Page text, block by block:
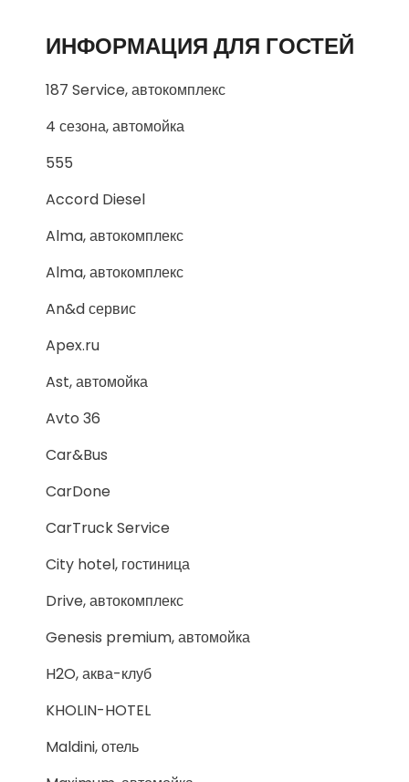
ИНФОРМАЦИЯ ДЛЯ ГОСТЕЙ
187 Service, автокомплекс
4 сезона, автомойка
555
Accord Diesel
Alma, автокомплекс
Alma, автокомплекс
An&d сервис
Apex.ru
Ast, автомойка
Avto 36
Car&Bus
CarDone
CarTruck Service
City hotel, гостиница
Drive, автокомплекс
Genesis premium, автомойка
H2O, аква-клуб
KHOLIN-HOTEL
Maldini, отель